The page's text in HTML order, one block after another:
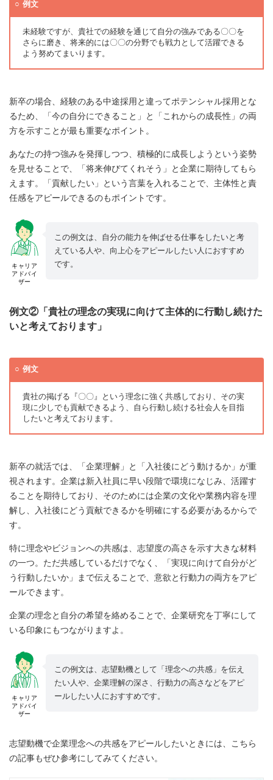
例文
未経験ですが、貴社での経験を通じて自分の強みである〇〇を
さらに磨き、将来的には〇〇の分野でも戦力として活躍できる
よう努めてまいります。
新卒の場合、経験のある中途採用と違ってポテンシャル採用とな
るため、「今の自分にできること」と「これからの成長性」の両
方を示すことが最も重要なポイント。
あなたの持つ強みを発揮しつつ、積極的に成長しようという姿勢
を見せることで、「将来伸びてくれそう」と企業に期待してもら
えます。「貢献したい」という言葉を入れることで、主体性と責
任感をアピールできるのもポイントです。
キャリア
アドバイ
ザー
この例文は、自分の能力を伸ばせる仕事をしたいと考
えている人や、向上心をアピールしたい人におすすめ
です。
例文②「貴社の理念の実現に向けて主体的に行動し続けた
いと考えております」
例文
貴社の掲げる『〇〇』という理念に強く共感しており、その実
現に少しでも貢献できるよう、自ら行動し続ける社会人を目指
したいと考えております。
新卒の就活では、「企業理解」と「入社後にどう動けるか」が重
視されます。企業は新入社員に早い段階で環境になじみ、活躍す
ることを期待しており、そのためには企業の文化や業務内容を理
解し、入社後にどう貢献できるかを明確にする必要があるからで
す。
特に理念やビジョンへの共感は、志望度の高さを示す大きな材料
の一つ。ただ共感しているだけでなく、「実現に向けて自分がど
う行動したいか」まで伝えることで、意欲と行動力の両方をアピ
ールできます。
企業の理念と自分の希望を絡めることで、企業研究を丁寧にして
いる印象にもつながりますよ。
キャリア
アドバイ
ザー
この例文は、志望動機として「理念への共感」を伝え
たい人や、企業理解の深さ、行動力の高さなどをアピ
ールしたい人におすすめです。
志望動機で企業理念への共感をアピールしたいときには、こちら
の記事もぜひ参考にしてみてください。